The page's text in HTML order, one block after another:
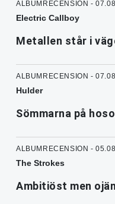
ALBUMRECENSION -
Electric Callboy
Metallen står i
ALBUMRECENSION -
Hulder
Sömmarna på
ALBUMRECENSION -
The Strokes
Ambitiöst men